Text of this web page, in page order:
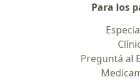
Para los
Preguntá al